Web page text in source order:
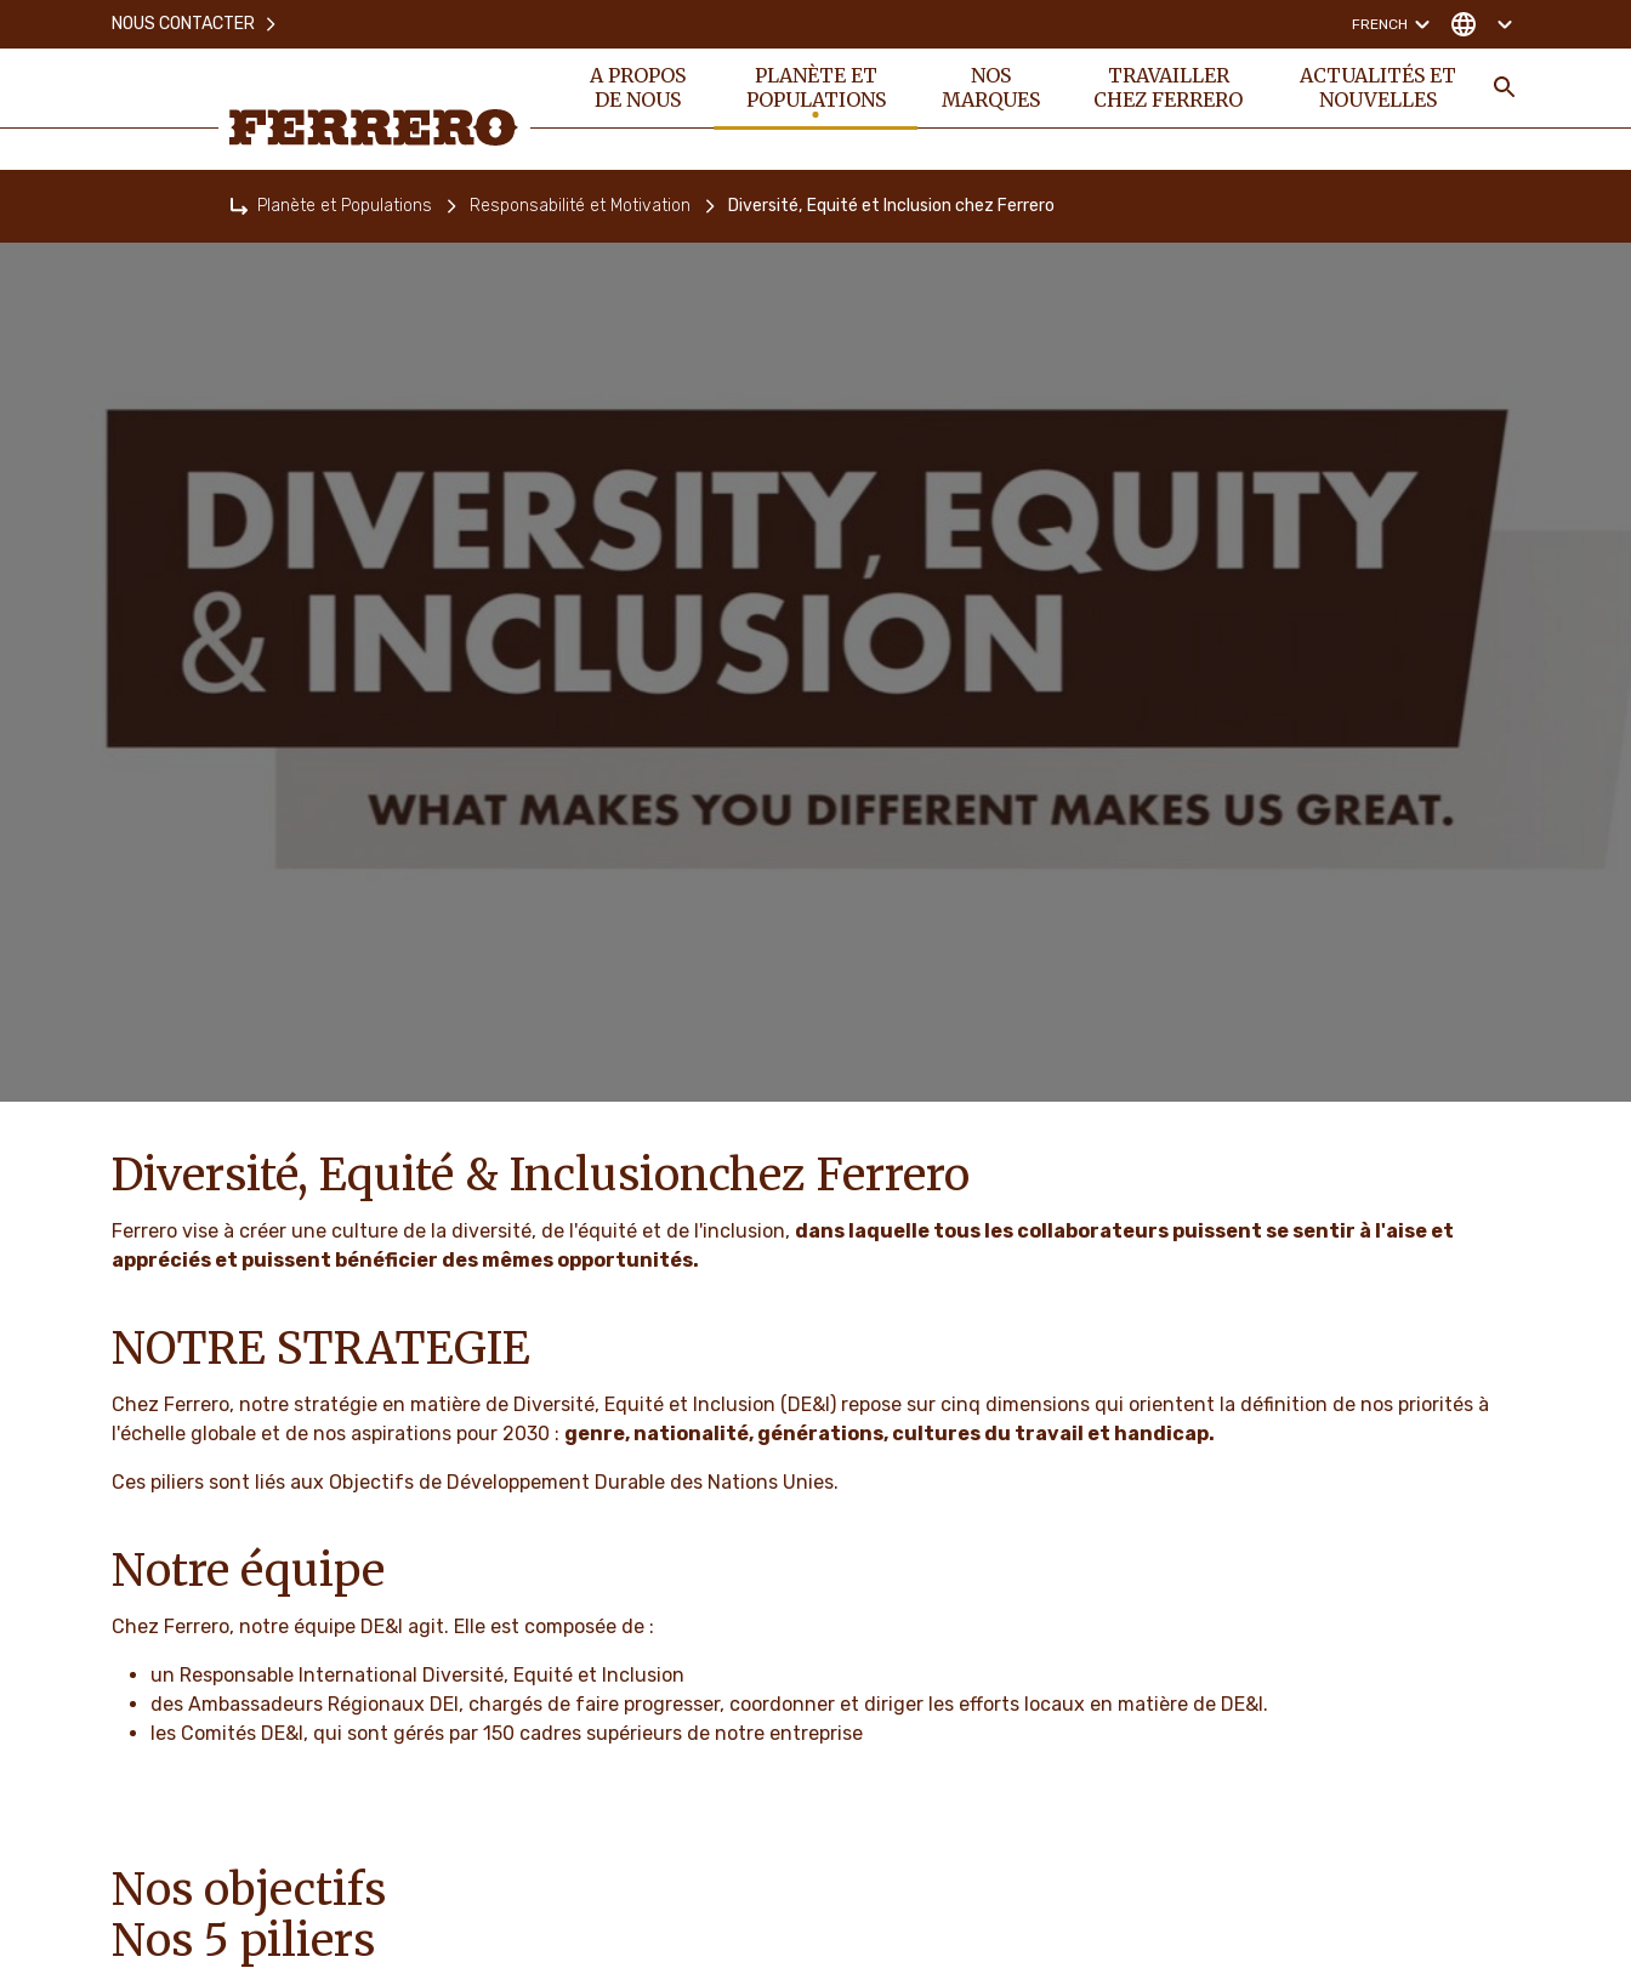
A PROPOS
DE NOUS
PLANÈTE ET
POPULATIONS
NOS
MARQUES
TRAVAILLER
CHEZ FERRERO
ACTUALITÉS ET
NOUVELLES
NOUS CONTACTER FRENCH
Planète et Populations Responsabilité et Motivation Diversité, Equité et Inclusion chez Ferrero
Diversité, Equité & Inclusionchez Ferrero
Ferrero vise à créer une culture de la diversité, de l'équité et de l'inclusion, dans laquelle tous les collaborateurs puissent se sentir à l'aise et
appréciés et puissent bénéficier des mêmes opportunités.
NOTRE STRATEGIE
Chez Ferrero, notre stratégie en matière de Diversité, Equité et Inclusion (DE&I) repose sur cinq dimensions qui orientent la définition de nos priorités à
l'échelle globale et de nos aspirations pour 2030 : genre, nationalité, générations, cultures du travail et handicap.
Ces piliers sont liés aux Objectifs de Développement Durable des Nations Unies.
Notre équipe
Chez Ferrero, notre équipe DE&I agit. Elle est composée de :
un Responsable International Diversité, Equité et Inclusion
des Ambassadeurs Régionaux DEI, chargés de faire progresser, coordonner et diriger les efforts locaux en matière de DE&I.
les Comités DE&I, qui sont gérés par 150 cadres supérieurs de notre entreprise
Nos objectifs
Nos 5 piliers